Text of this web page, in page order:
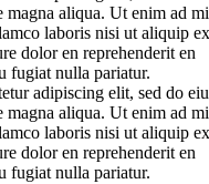
aliqua. Ut enim ad
laboris nisi ut aliquip
dolor en reprehenderit en
fugiat nulla pariatur.
adipiscing elit, sed do
aliqua. Ut enim ad
laboris nisi ut aliquip
dolor en reprehenderit en
fugiat nulla pariatur.